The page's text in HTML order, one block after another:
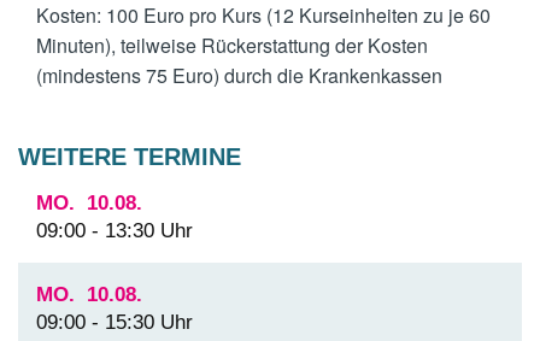
Kosten: 100 Euro pro Kurs (12 Kurseinheiten zu je 60
Minuten), teilweise Rückerstattung der Kosten
(mindestens 75 Euro) durch die Krankenkassen
WEITERE TERMINE
MO.
10.08.
09:00 - 13:30 Uhr
MO.
10.08.
09:00 - 15:30 Uhr